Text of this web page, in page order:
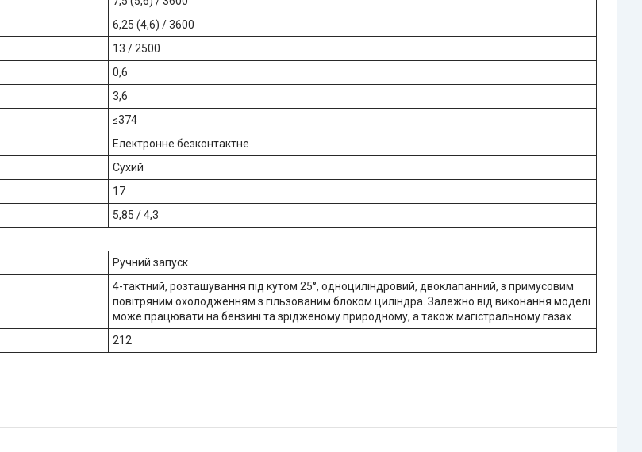
6,25 (4,6) / 3600
13 / 2500
0,6
3,6
≤374
Електронне безконтактне
Сухий
17
5,85 / 4,3
Ручний запуск
4-тактний, розташування під кутом 25°, одноциліндровий, двоклапанний, з примусовим
повітряним охолодженням з гільзованим блоком циліндра. Залежно від виконання моделі
може працювати на бензині та зрідженому природному, а також магістральному газах.
212